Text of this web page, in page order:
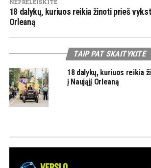
NEPRELEISKITE
18 dalykų, kuriuos reikia žinoti prieš
Orleaną
TAIP PAT SKAITYKITE
18 dalykų, kuriuos reikia
į Naująjį Orleaną